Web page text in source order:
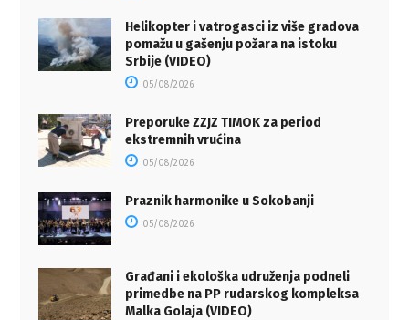
Helikopter i vatrogasci iz više gradova
pomažu u gašenju požara na istoku
Srbije (VIDEO)
05/08/2026
Preporuke ZZJZ TIMOK za period
ekstremnih vrućina
05/08/2026
Praznik harmonike u Sokobanji
05/08/2026
Građani i ekološka udruženja podneli
primedbe na PP rudarskog kompleksa
Malka Golaja (VIDEO)